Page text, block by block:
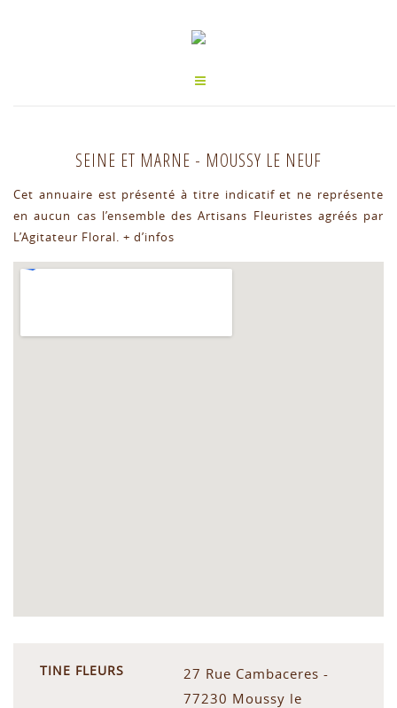
SEINE ET MARNE - MOUSSY LE NEUF
Cet annuaire est présenté à titre indicatif et ne représente
en aucun cas l’ensemble des Artisans Fleuristes agréés par
L’Agitateur Floral. + d’infos
TINE FLEURS
27 Rue Cambaceres -
77230 Moussy le